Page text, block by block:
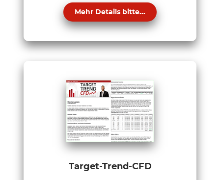
Mehr Details bitte...
Target-Trend-CFD